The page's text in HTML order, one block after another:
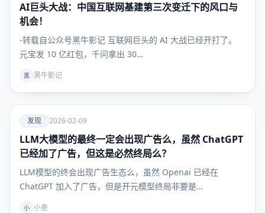
发现
AI巨头大战：中国互联网基建第三次变迁下的风口与
机会！
-转载自公众号黑牛影记 互联网巨头的 AI 大战已经开打了。
元宝发 10 亿红包，千问拿出 30…
黑 黑牛影记
爱
发现
发现 2026-02-09
LLM大模型的最终一定会出现广告么，虽然 ChatGPT
已经加了广告，但这是必然终局么？
LLM模型的终会出现广告生态么，虽然 Openai 已经在
ChatGPT 加入了广告，但是开元模型终局非要是…
小 小查